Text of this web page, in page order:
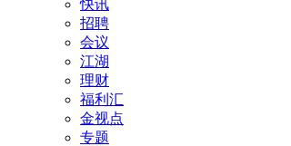
快讯
招聘
会议
江湖
理财
福利汇
金视点
专题